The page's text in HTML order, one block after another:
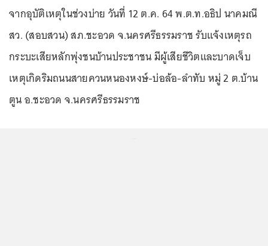
จากอุบัติเหตุในช่วงบ่าย วันที่ 12 ต.ค. 64 พ.ต.ท.อธิป นาคมณี
สว. (สอบสวน) สภ.ชะอวด จ.นครศรีธรรมราช รับแจ้งเหตุรถ
กระบะเสียหลักพุ่งชนบ้านประชาชน มีผู้เสียชีวิตและบาดเจ็บ
เหตุเกิดริมถนนสายควนหนองหงษ์-บ่อล้อ-ลำทับ หมู่ 2 ต.บ้าน
ตูน อ.ชะอวด จ.นครศรีธรรมราช